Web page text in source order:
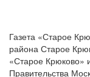
Газета «Старое
района Старое
«Старое Крюково»
Правительства